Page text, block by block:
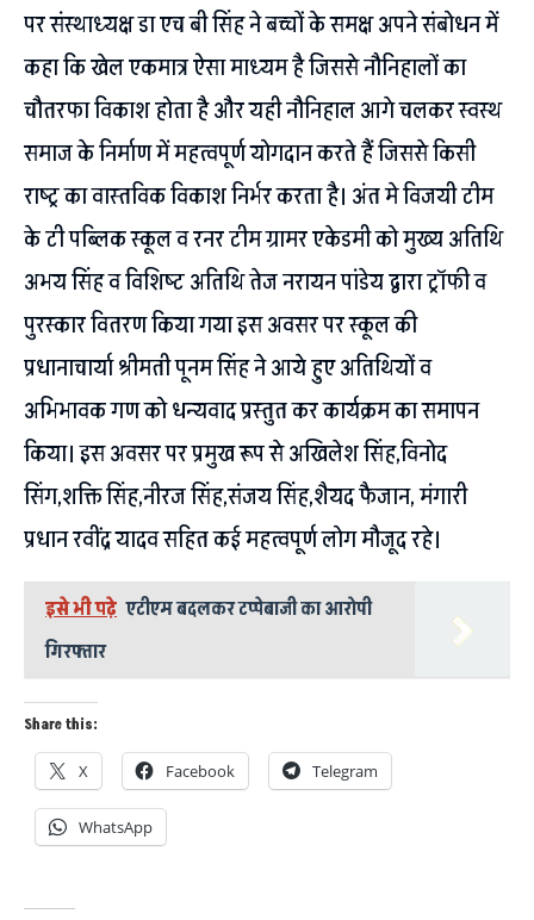
पर संस्थाध्यक्ष डा एच बी सिंह ने बच्चों के समक्ष अपने संबोधन में
कहा कि खेल एकमात्र ऐसा माध्यम है जिससे नौनिहालों का
चौतरफा विकाश होता है और यही नौनिहाल आगे चलकर स्वस्थ
समाज के निर्माण में महत्वपूर्ण योगदान करते हैं जिससे किसी
राष्ट्र का वास्तविक विकाश निर्भर करता है। अंत मे विजयी टीम
के टी पब्लिक स्कूल व रनर टीम ग्रामर एकेडमी को मुख्य अतिथि
अभय सिंह व विशिष्ट अतिथि तेज नरायन पांडेय द्वारा ट्रॉफी व
पुरस्कार वितरण किया गया इस अवसर पर स्कूल की
प्रधानाचार्या श्रीमती पूनम सिंह ने आये हुए अतिथियों व
अभिभावक गण को धन्यवाद प्रस्तुत कर कार्यक्रम का समापन
किया। इस अवसर पर प्रमुख रूप से अखिलेश सिंह,विनोद
सिंग,शक्ति सिंह,नीरज सिंह,संजय सिंह,शैयद फैजान, मंगारी
प्रधान रवींद्र यादव सहित कई महत्वपूर्ण लोग मौजूद रहे।
इसे भी पढ़े एटीएम बदलकर टप्पेबाजी का आरोपी
गिरफ्तार
Share this:
X Facebook Telegram
WhatsApp